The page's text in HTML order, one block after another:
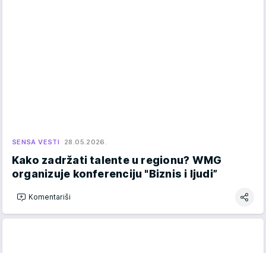
SENSA VESTI 28.05.2026.
Kako zadržati talente u regionu? WMG
organizuje konferenciju "Biznis i ljudi”
Komentariši